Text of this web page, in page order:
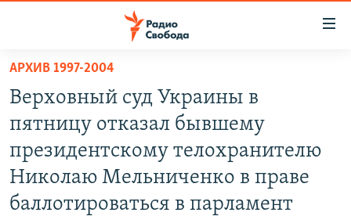
упрощенного
доступа
основному
содержанию
Вернутся
ПОДКАСТЫ
АВТОРСКИЕ ПРОЕКТЫ
ЦИТАТЫ СВОБОДЫ
МНЕНИЯ
АРХИВ 1997-2004
Верховный суд Украины в
пятницу отказал бывшему
президентскому телохранителю
Николаю Мельниченко в праве
баллотироваться в парламент